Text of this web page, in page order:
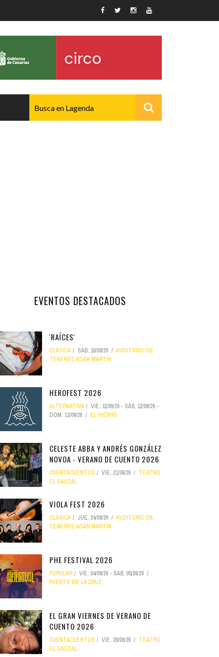
EVENTOS DESTACADOS
'RAÍCES'
CLÁSICA SÁB, 19/09/26
AUDITORIO DE
TENERIFE ADÁN MARTÍN
HEROFEST 2026
ALTERNATIVA VIE, 11/09/26 - SÁB, 12/09/26 -
DOM, 13/09/26
EL HIERRO
CELESTE ABBA Y ANDRÉS GONZÁLEZ
NOVOA - VERANO DE CUENTO 2026
CUENTACUENTOS VIE, 21/08/26
TEATRO
EL SAUZAL
VIOLA FEST 2026
CLÁSICA JUE, 24/09/26
AUDITORIO DE
TENERIFE ADÁN MARTÍN
PHE FESTIVAL 2026
POPULAR VIE, 04/09/26 - SÁB, 05/09/26
PUERTO DE LA CRUZ
EL GRAN VIERNES DE VERANO DE
CUENTO 2026
CUENTACUENTOS VIE, 28/08/26
TEATRO
EL SAUZAL